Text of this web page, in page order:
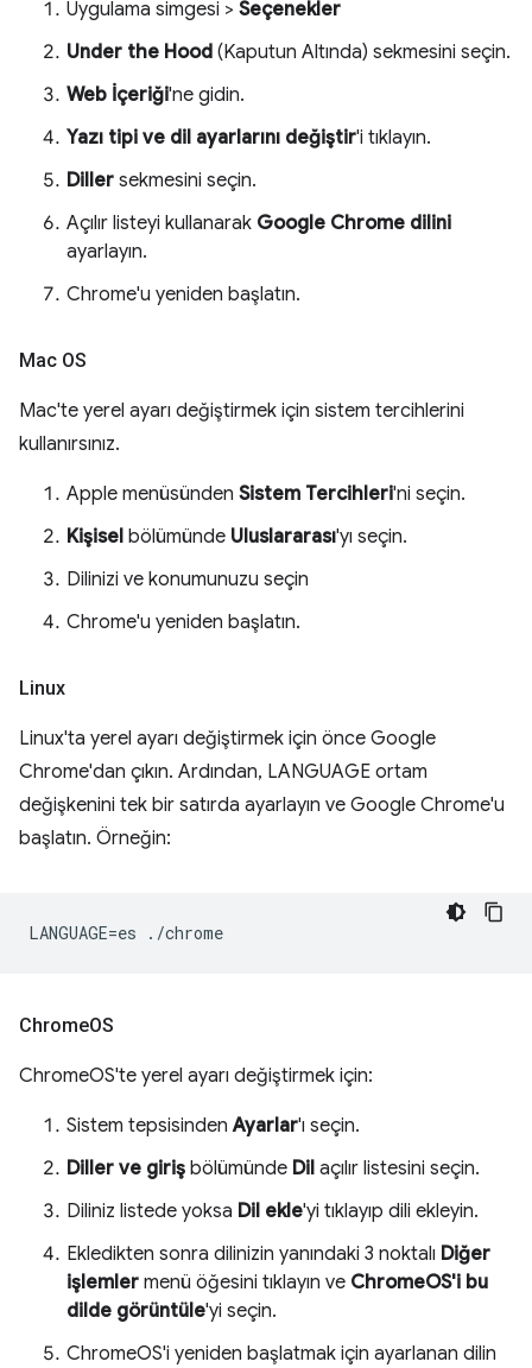
Uygulama simgesi > Seçenekler
Under the Hood (Kaputun Altında) sekmesini seçin.
Web İçeriği'ne gidin.
Yazı tipi ve dil ayarlarını değiştir'i tıklayın.
Diller sekmesini seçin.
Açılır listeyi kullanarak Google Chrome dilini
ayarlayın.
Chrome'u yeniden başlatın.
Mac OS
Mac'te yerel ayarı değiştirmek için sistem tercihlerini
kullanırsınız.
Apple menüsünden Sistem Tercihleri'ni seçin.
Kişisel bölümünde Uluslararası'yı seçin.
Dilinizi ve konumunuzu seçin
Chrome'u yeniden başlatın.
Linux
Linux'ta yerel ayarı değiştirmek için önce Google
Chrome'dan çıkın. Ardından, LANGUAGE ortam
değişkenini tek bir satırda ayarlayın ve Google Chrome'u
başlatın. Örneğin:
ChromeOS
ChromeOS'te yerel ayarı değiştirmek için:
Sistem tepsisindenAyarlar'ı seçin.
Diller ve giriş bölümünde Dil açılır listesini seçin.
Diliniz listede yoksa Dil ekle'yi tıklayıp dili ekleyin.
Ekledikten sonra dilinizin yanındaki 3 noktalı Diğer
işlemler menü öğesini tıklayın ve ChromeOS'i bu
dilde görüntüle'yi seçin.
ChromeOS'i yeniden başlatmak için ayarlanan dilin